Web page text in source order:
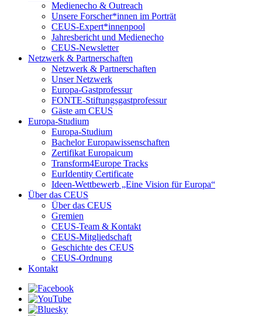
Medienecho & Outreach
Unsere Forscher*innen im Porträt
CEUS-Expert*innenpool
Jahresbericht und Medienecho
CEUS-Newsletter
Netzwerk & Partnerschaften
Netzwerk & Partnerschaften
Unser Netzwerk
Europa-Gastprofessur
FONTE-Stiftungsgastprofessur
Gäste am CEUS
Europa-Studium
Europa-Studium
Bachelor Europawissenschaften
Zertifikat Europaicum
Transform4Europe Tracks
EurIdentity Certificate
Ideen-Wettbewerb „Eine Vision für Europa“
Über das CEUS
Über das CEUS
Gremien
CEUS-Team & Kontakt
CEUS-Mitgliedschaft
Geschichte des CEUS
CEUS-Ordnung
Kontakt